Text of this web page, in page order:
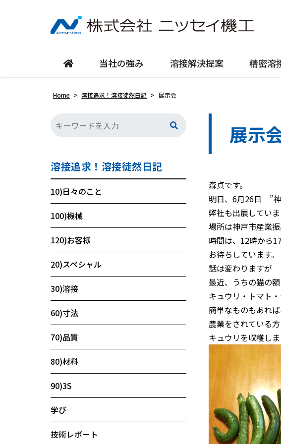
当社の強み 溶接解決提案 精密溶
Home > 溶接追求！溶接徒然日記 > 展示会
展示
森貞です。
明日、6月26日 ”
弊社も出展してい
場所は神戸市産業
時間は、12時から
お待ちしています。
話は変わりますが
最近、うちの猫の
キュウリ・トマト
簡単なものもあれ
農業をされている
キュウリを収穫し
溶接追求！溶接徒然日記
10)日々のこと
100)機械
120)お客様
20)スペシャル
30)溶接
60)寸法
70)品質
80)材料
90)3S
学び
技術レポート